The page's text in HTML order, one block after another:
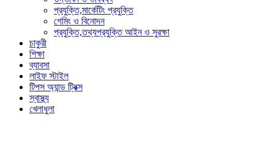
প্রযুক্তি,মার্কেটিং প্রযুক্তি
গেমিং ও বিনোদন
প্রযুক্তি,তথ্যপ্রযুক্তি আইন ও সুরক্ষা
চাকুরী
শিক্ষা
ব্যাবসা
লাইফ স্টাইল
টিপস অ্যান্ড ট্রিক্স
স্বাস্থ্য
খেলাধুলা